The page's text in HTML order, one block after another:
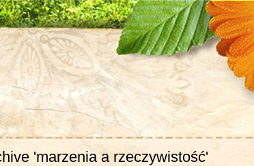
'marzenia a rzeczywistość'